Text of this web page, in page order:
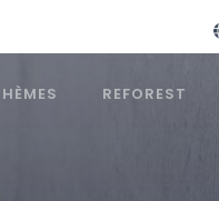
REFOREST